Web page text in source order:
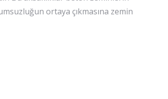
ortaya çıkmasına zemin